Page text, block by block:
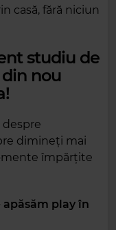
casă, fără niciun
studiu de
nou
despre
dimineți mai
împărțite
play în